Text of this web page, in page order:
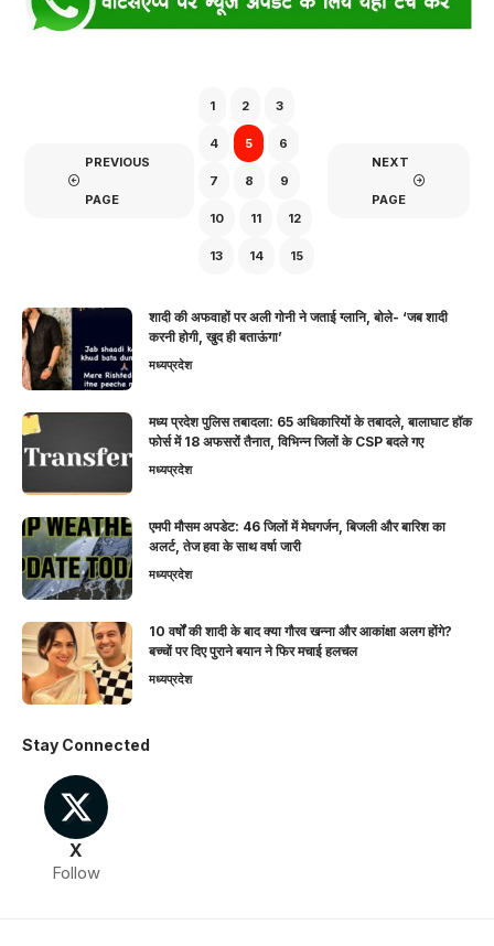
PREVIOUS
PAGE
1 2 3
4 5 6
7 8 9
10 11 12
13 14 15
NEXT
PAGE
शादी की अफवाहों पर अली गोनी ने जताई ग्लानि, बोले- ‘जब शादी
करनी होगी, खुद ही बताऊंगा’
मध्यप्रदेश
मध्य प्रदेश पुलिस तबादला: 65 अधिकारियों के तबादले, बालाघाट हॉक
फोर्स में 18 अफसरों तैनात, विभिन्न जिलों के CSP बदले गए
मध्यप्रदेश
एमपी मौसम अपडेट: 46 जिलों में मेघगर्जन, बिजली और बारिश का
अलर्ट, तेज हवा के साथ वर्षा जारी
मध्यप्रदेश
10 वर्षों की शादी के बाद क्या गौरव खन्ना और आकांक्षा अलग होंगे?
बच्चों पर दिए पुराने बयान ने फिर मचाई हलचल
मध्यप्रदेश
Stay Connected
X
Follow